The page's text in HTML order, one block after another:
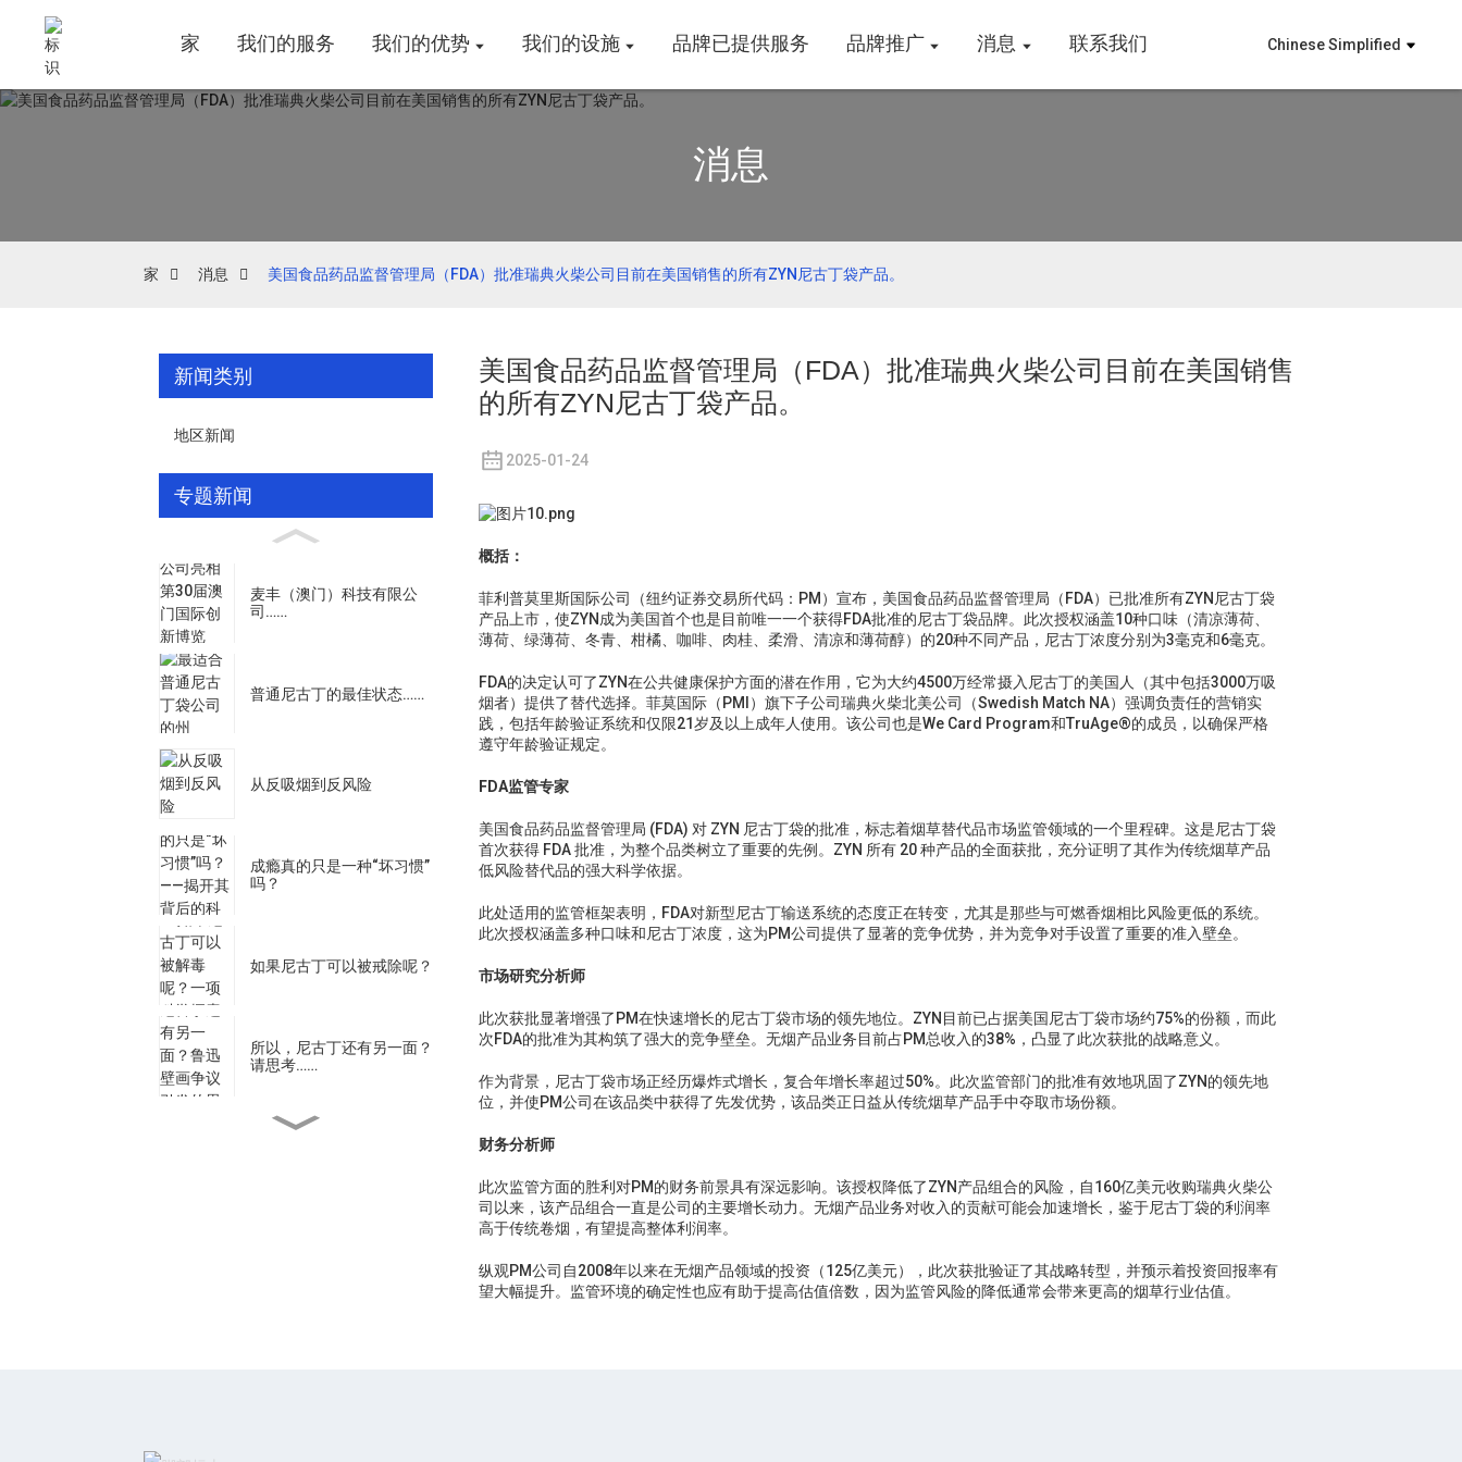
家 我们的服务 我们的优势 我们的设施 品牌已提供服务 品牌推广 消息 联系我们 Chinese Simplified
消息
家 消息 美国食品药品监督管理局（FDA）批准瑞典火柴公司目前在美国销售的所有ZYN尼古丁袋产品。
新闻类别
地区新闻
专题新闻
麦丰（澳门）科技有限公
司……
普通尼古丁的最佳状态……
从反吸烟到反风险
成瘾真的只是一种“坏习惯”
吗？
如果尼古丁可以被戒除呢？
所以，尼古丁还有另一面？
请思考……
美国食品药品监督管理局（FDA）批准瑞典火柴公司目前在美国销售
的所有ZYN尼古丁袋产品。
2025-01-24
概括：
菲利普莫里斯国际公司（纽约证券交易所代码：PM）宣布，美国食品药品监督管理局（FDA）已批准所有ZYN尼古丁袋
产品上市，使ZYN成为美国首个也是目前唯一一个获得FDA批准的尼古丁袋品牌。此次授权涵盖10种口味（清凉薄荷、
薄荷、绿薄荷、冬青、柑橘、咖啡、肉桂、柔滑、清凉和薄荷醇）的20种不同产品，尼古丁浓度分别为3毫克和6毫克。
FDA的决定认可了ZYN在公共健康保护方面的潜在作用，它为大约4500万经常摄入尼古丁的美国人（其中包括3000万吸
烟者）提供了替代选择。菲莫国际（PMI）旗下子公司瑞典火柴北美公司（Swedish Match NA）强调负责任的营销实
践，包括年龄验证系统和仅限21岁及以上成年人使用。该公司也是We Card Program和TruAge®的成员，以确保严格
遵守年龄验证规定。
FDA监管专家
美国食品药品监督管理局 (FDA) 对 ZYN 尼古丁袋的批准，标志着烟草替代品市场监管领域的一个里程碑。这是尼古丁袋
首次获得 FDA 批准，为整个品类树立了重要的先例。ZYN 所有 20 种产品的全面获批，充分证明了其作为传统烟草产品
低风险替代品的强大科学依据。
此处适用的监管框架表明，FDA对新型尼古丁输送系统的态度正在转变，尤其是那些与可燃香烟相比风险更低的系统。
此次授权涵盖多种口味和尼古丁浓度，这为PM公司提供了显著的竞争优势，并为竞争对手设置了重要的准入壁垒。
市场研究分析师
此次获批显著增强了PM在快速增长的尼古丁袋市场的领先地位。ZYN目前已占据美国尼古丁袋市场约75%的份额，而此
次FDA的批准为其构筑了强大的竞争壁垒。无烟产品业务目前占PM总收入的38%，凸显了此次获批的战略意义。
作为背景，尼古丁袋市场正经历爆炸式增长，复合年增长率超过50%。此次监管部门的批准有效地巩固了ZYN的领先地
位，并使PM公司在该品类中获得了先发优势，该品类正日益从传统烟草产品手中夺取市场份额。
财务分析师
此次监管方面的胜利对PM的财务前景具有深远影响。该授权降低了ZYN产品组合的风险，自160亿美元收购瑞典火柴公
司以来，该产品组合一直是公司的主要增长动力。无烟产品业务对收入的贡献可能会加速增长，鉴于尼古丁袋的利润率
高于传统卷烟，有望提高整体利润率。
纵观PM公司自2008年以来在无烟产品领域的投资（125亿美元），此次获批验证了其战略转型，并预示着投资回报率有
望大幅提升。监管环境的确定性也应有助于提高估值倍数，因为监管风险的降低通常会带来更高的烟草行业估值。